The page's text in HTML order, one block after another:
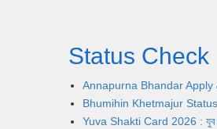
Status Check
Annapurna Bhandar Apply &
Bhumihin Khetmajur Status
Yuva Shakti Card 2026 : যুব